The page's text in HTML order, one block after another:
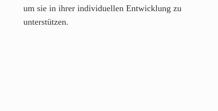
um sie in ihrer individuellen Entwicklung zu
unterstützen.